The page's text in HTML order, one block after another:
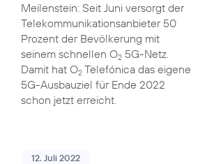
Meilenstein: Seit Juni versorgt der
Telekommunikationsanbieter 50
Prozent der Bevölkerung mit
seinem schnellen O25G-Netz.
Damit hat O2Telefónica das eigene
5G-Ausbauziel für Ende 2022
schon jetzt erreicht.
12. Juli 2022